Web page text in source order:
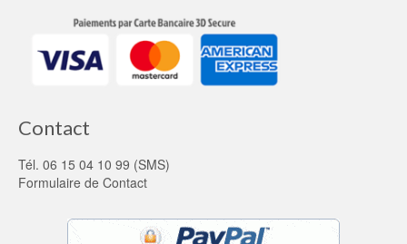
Contact
Tél. 06 15 04 10 99 (SMS)
Formulaire de Contact